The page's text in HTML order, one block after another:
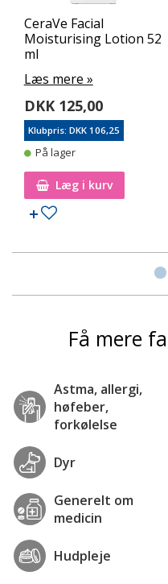
CeraVe Facial
Moisturising Lotion 52
ml
Læs mere »
DKK 125,00
Klubpris: DKK 106,25
På lager
Læg i kurv
Tilføj til ønskeseddel
Få mere
Astma, allergi,
høfeber,
forkølelse
Dyr
Generelt om
medicin
Hudpleje